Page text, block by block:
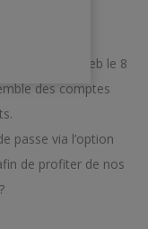
notre site web le 8
des comptes
passe via l’option
de profiter de nos